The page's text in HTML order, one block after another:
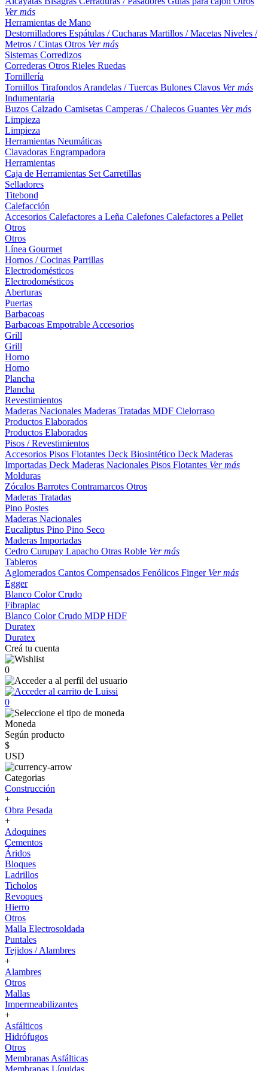
Ver más
Herramientas de Mano
Destornilladores Espátulas / Cucharas Martillos / Macetas Niveles /
Metros / Cintas Otros Ver más
Sistemas Corredizos
Correderas Otros Rieles Ruedas
Tornillería
Tornillos Tirafondos Arandelas / Tuercas Bulones Clavos Ver más
Indumentaria
Buzos Calzado Camisetas Camperas / Chalecos Guantes Ver más
Limpieza
Limpieza
Herramientas Neumáticas
Clavadoras Engrampadora
Herramientas
Caja de Herramientas Set Carretillas
Selladores
Titebond
Calefacción
Accesorios Calefactores a Leña Calefones Calefactores a Pellet
Otros
Otros
Línea Gourmet
Hornos / Cocinas Parrillas
Electrodomésticos
Electrodomésticos
Aberturas
Puertas
Barbacoas
Barbacoas Empotrable Accesorios
Grill
Grill
Horno
Horno
Plancha
Plancha
Revestimientos
Maderas Nacionales Maderas Tratadas MDF Cielorraso
Productos Elaborados
Productos Elaborados
Pisos / Revestimientos
Accesorios Pisos Flotantes Deck Biosintético Deck Maderas
Importadas Deck Maderas Nacionales Pisos Flotantes Ver más
Molduras
Zócalos Barrotes Contramarcos Otros
Maderas Tratadas
Pino Postes
Maderas Nacionales
Eucaliptus Pino Pino Seco
Maderas Importadas
Cedro Curupay Lapacho Otras Roble Ver más
Tableros
Aglomerados Cantos Compensados Fenólicos Finger Ver más
Egger
Blanco ColorCrudo
Fibraplac
Blanco ColorCrudo MDPHDF
Duratex
Duratex
Creá tu cuenta
0
0
Moneda
Según producto
$
USD
Categorias
Construcción
+
Obra Pesada
+
Adoquines
Cementos
Áridos
Bloques
Ladrillos
Ticholos
Revoques
Hierro
Otros
Malla Electrosoldada
Puntales
Tejidos / Alambres
+
Alambres
Otros
Mallas
Impermeabilizantes
+
Asfálticos
Hidrófugos
Otros
Membranas Asfálticas
Membranas Líquidas